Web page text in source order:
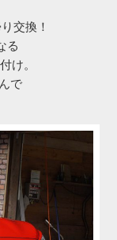
交換！
る
け。
で